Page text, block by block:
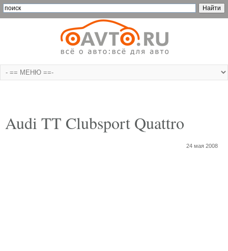
Audi TT Clubsport Quattro
24 мая 2008